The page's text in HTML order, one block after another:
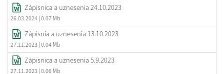
Zápisnica a uznesenia 24.10.2023
26.03.2024 | 0.07 Mb
Zápisnia a uznesenia 13.10.2023
27.11.2023 | 0.04 Mb
Zápisnica a uznesenia 5.9.2023
27.11.2023 | 0.06 Mb